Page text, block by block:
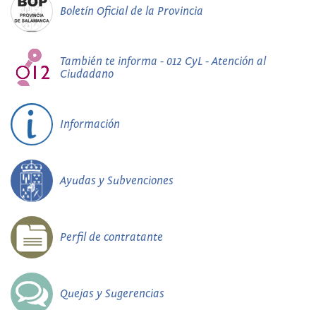
Boletín Oficial de la Provincia
También te informa - 012 CyL - Atención al
Ciudadano
Información
Ayudas y Subvenciones
Perfil de contratante
Quejas y Sugerencias